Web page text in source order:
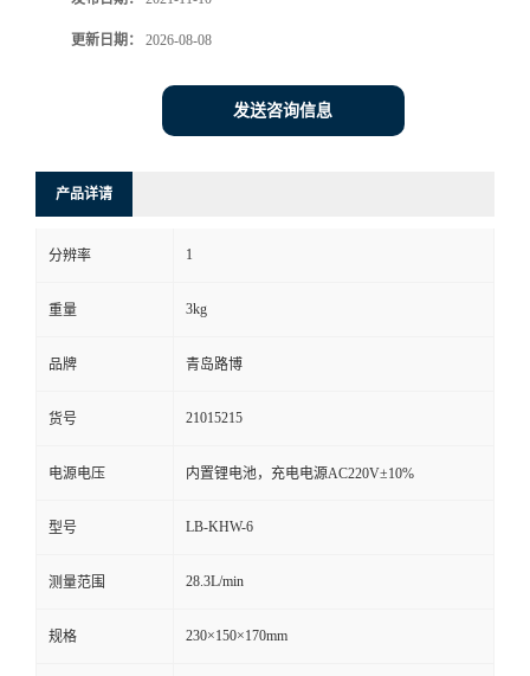
系
线
留
言
更新日期： 2026-08-08
发送咨询信息
产品详请
分辨率 1
重量 3kg
品牌 青岛路博
货号 21015215
电源电压 内置锂电池，充电电源AC220V±10%
型号 LB-KHW-6
测量范围 28.3L/min
规格 230×150×170mm